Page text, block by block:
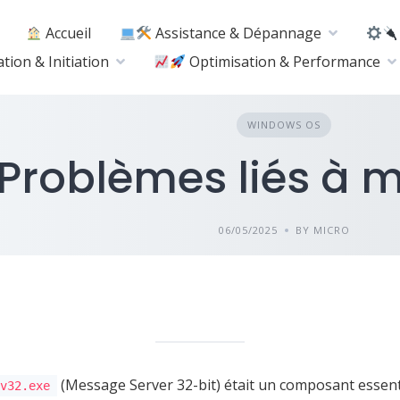
Accueil Assistance & Dépannage
& Initiation
Optimisation & Performance
WINDOWS OS
Problèmes liés à
06/05/2025 BY MICRO
(Message Server 32-bit) était un composant